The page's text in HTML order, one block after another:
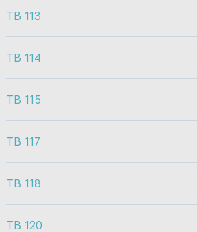
TB 113
TB 114
TB 115
TB 117
TB 118
TB 120